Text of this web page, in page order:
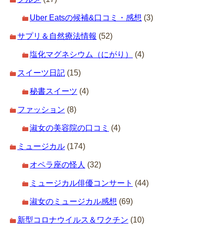
Uber Eatsの候補&口コミ・感想 (3)
サプリ＆自然療法情報 (52)
塩化マグネシウム（にがり） (4)
スイーツ日記 (15)
秘書スイーツ (4)
ファッション (8)
淑女の美容院の口コミ (4)
ミュージカル (174)
オペラ座の怪人 (32)
ミュージカル俳優コンサート (44)
淑女のミュージカル感想 (69)
新型コロナウイルス＆ワクチン (10)